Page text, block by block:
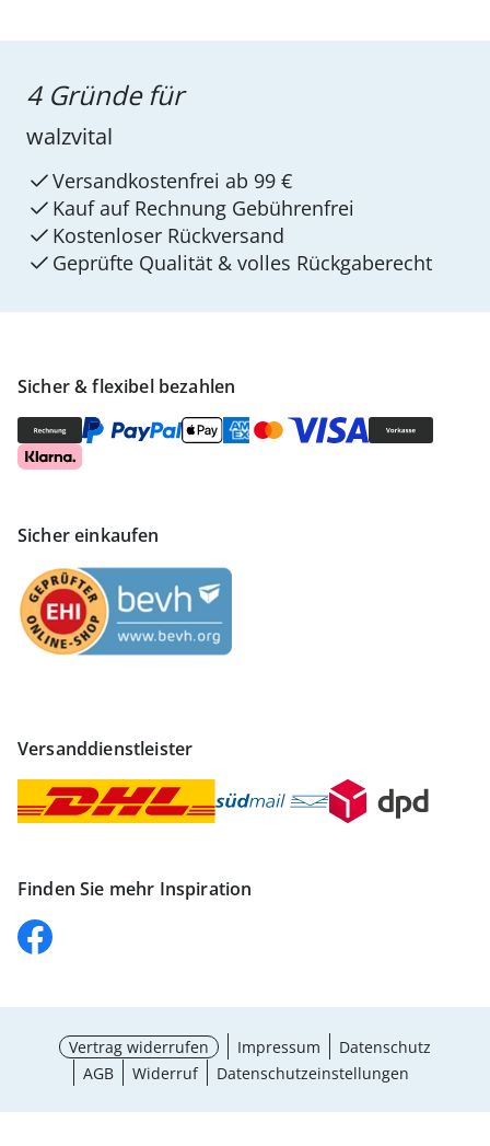
Sicher & flexibel bezahlen
Sicher einkaufen
Versanddienstleister
Finden Sie mehr Inspiration
4 Gründe für
walzvital
Versandkostenfrei ab 99 €
Kauf auf Rechnung Gebührenfrei
Kostenloser Rückversand
Geprüfte Qualität & volles Rückgaberecht
Vertrag widerrufen Impressum
Datenschutz
AGB
Widerruf Datenschutzeinstellungen